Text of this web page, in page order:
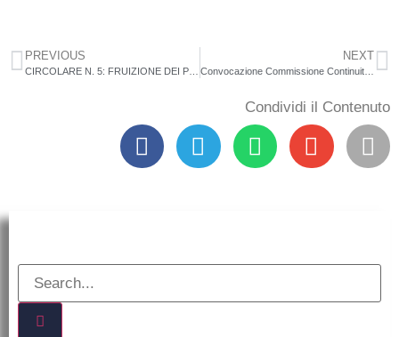
PREVIOUS NEXT
Convocazione Commissione Continuità -Orientamento-Inclusione
Condividi il Contenuto